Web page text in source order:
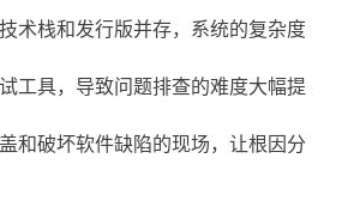
术栈和发行版并存，系统的复杂度
工具，导致问题排查的难度大幅提
和破坏软件缺陷的现场，让根因分